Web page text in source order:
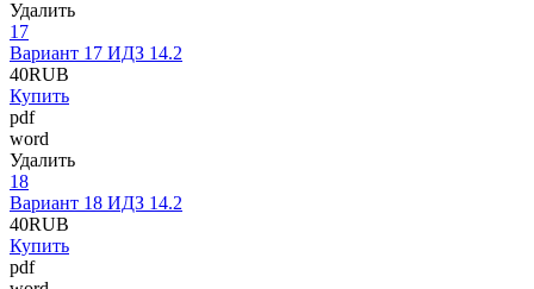
Удалить
17
Вариант 17 ИДЗ 14.2
40RUB
Купить
pdf
word
Удалить
18
Вариант 18 ИДЗ 14.2
40RUB
Купить
pdf